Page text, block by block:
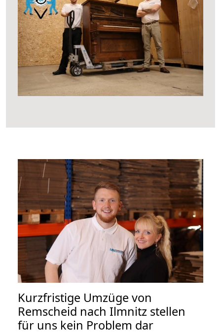
Kurzfristige Umzüge von
Remscheid nach Ilmnitz stellen
für uns kein Problem dar